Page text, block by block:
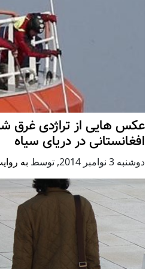
عکس هایی از تراژدی غرق
افغانستانی در دریای سیاه
دوشنبه 3 نوامبر 2014 , توسط به